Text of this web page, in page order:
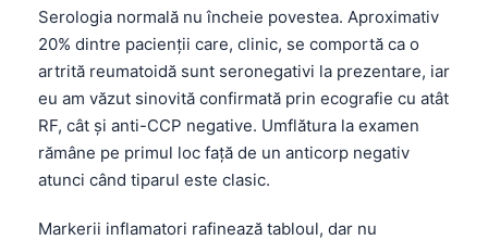
Serologia normală nu încheie povestea. Aproximativ
20% dintre pacienții care, clinic, se comportă ca o
artrită reumatoidă sunt seronegativi la prezentare, iar
eu am văzut sinovită confirmată prin ecografie cu atât
RF, cât și anti-CCP negative. Umflătura la examen
rămâne pe primul loc față de un anticorp negativ
atunci când tiparul este clasic.
Markerii inflamatori rafinează tabloul, dar nu
অসমীয়া
Galego
Latviešu valoda
Euskara
Gàidhlig